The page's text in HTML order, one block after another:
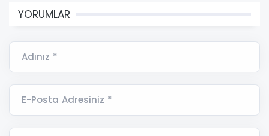
YORUMLAR
Adınız *
E-Posta Adresiniz *